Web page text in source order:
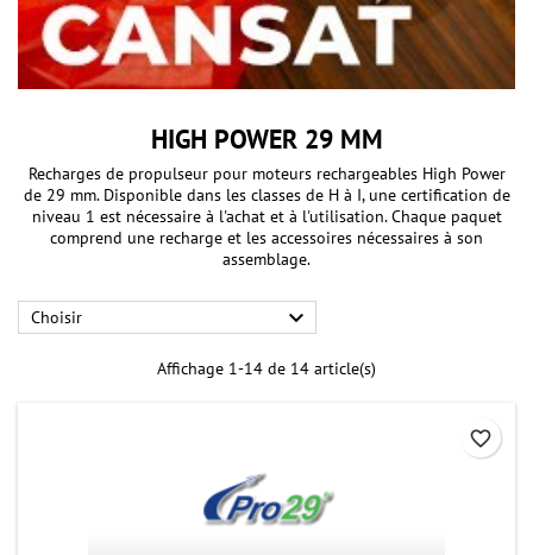
HIGH POWER 29 MM
Recharges de propulseur pour moteurs rechargeables High Power
de 29 mm. Disponible dans les classes de H à I, une certification de
niveau 1 est nécessaire à l'achat et à l'utilisation. Chaque paquet
comprend une recharge et les accessoires nécessaires à son
assemblage.
Choisir 
Affichage 1-14 de 14 article(s)
favorite_border